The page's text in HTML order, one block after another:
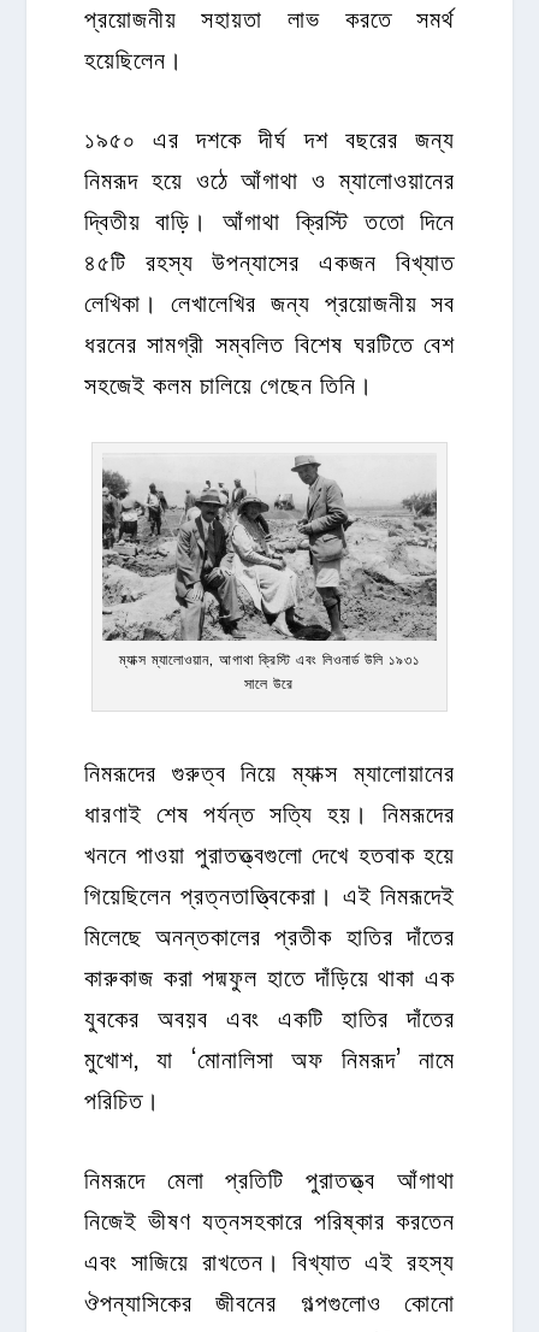
প্রয়োজনীয় সহায়তা লাভ করতে সমর্থ
হয়েছিলেন।
১৯৫০ এর দশকে দীর্ঘ দশ বছরের জন্য
নিমরূদ হয়ে ওঠে আঁগাথা ও ম্যালোওয়ানের
দ্বিতীয় বাড়ি। আঁগাথা ক্রিস্টি ততো দিনে
৪৫টি রহস্য উপন্যাসের একজন বিখ্যাত
লেখিকা। লেখালেখির জন্য প্রয়োজনীয় সব
ধরনের সামগ্রী সম্বলিত বিশেষ ঘরটিতে বেশ
সহজেই কলম চালিয়ে গেছেন তিনি।
ম্যাক্স ম্যালোওয়ান, আগাথা ক্রিস্টি এবং লিওনার্ড উলি ১৯৩১
সালে উরে
নিমরূদের গুরুত্ব নিয়ে ম্যাক্স ম্যালোয়ানের
ধারণাই শেষ পর্যন্ত সত্যি হয়। নিমরূদের
খননে পাওয়া পুরাতত্ত্বগুলো দেখে হতবাক হয়ে
গিয়েছিলেন প্রত্নতাত্ত্বিকেরা। এই নিমরূদেই
মিলেছে অনন্তকালের প্রতীক হাতির দাঁতের
কারুকাজ করা পদ্মফুল হাতে দাঁড়িয়ে থাকা এক
যুবকের অবয়ব এবং একটি হাতির দাঁতের
মুখোশ, যা ‘মোনালিসা অফ নিমরূদ’ নামে
পরিচিত।
নিমরূদে মেলা প্রতিটি পুরাতত্ত্ব আঁগাথা
নিজেই ভীষণ যত্নসহকারে পরিষ্কার করতেন
এবং সাজিয়ে রাখতেন। বিখ্যাত এই রহস্য
ঔপন্যাসিকের জীবনের গল্পগুলোও কোনো